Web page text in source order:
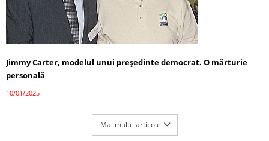
Jimmy Carter, modelul unui președinte democrat. O mărturie
personală
10/01/2025
Mai multe articole